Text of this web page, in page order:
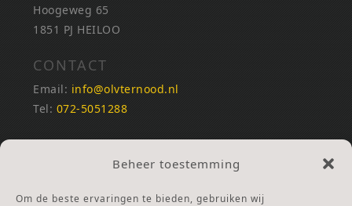
Beheer toestemming
Om de beste ervaringen te bieden, gebruiken wij
Hoogeweg 65
1851 PJ HEILOO
CONTACT
Email: info@olvternood.nl
Tel: 072-5051288
REKENINGNUMMERS
NL25INGB0000672168